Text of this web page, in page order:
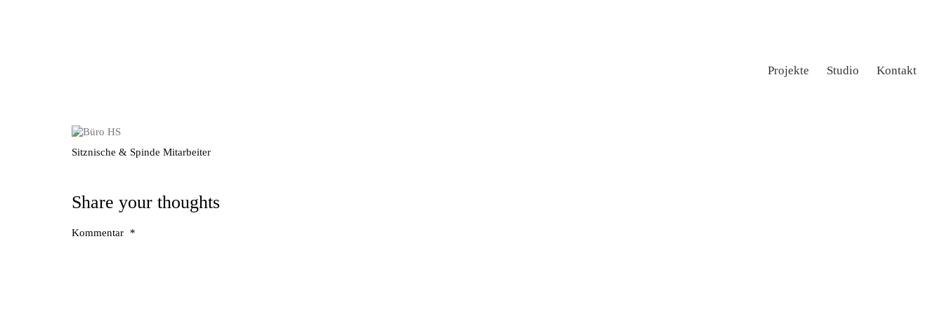
Projekte Studio Kontakt
Sitznische & Spinde Mitarbeiter
Share your thoughts
Kommentar *